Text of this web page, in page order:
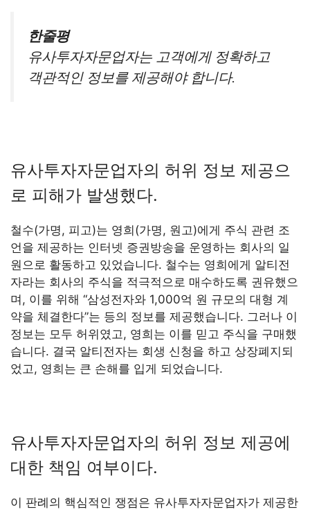
한줄평
유사투자자문업자는 고객에게 정확하고
객관적인 정보를 제공해야 합니다.
유사투자자문업자의 허위 정보 제공으
로 피해가 발생했다.
철수(가명, 피고)는 영희(가명, 원고)에게 주식 관련 조
언을 제공하는 인터넷 증권방송을 운영하는 회사의 일
원으로 활동하고 있었습니다. 철수는 영희에게 알티전
자라는 회사의 주식을 적극적으로 매수하도록 권유했으
며, 이를 위해 “삼성전자와 1,000억 원 규모의 대형 계
약을 체결한다”는 등의 정보를 제공했습니다. 그러나 이
정보는 모두 허위였고, 영희는 이를 믿고 주식을 구매했
습니다. 결국 알티전자는 회생 신청을 하고 상장폐지되
었고, 영희는 큰 손해를 입게 되었습니다.
유사투자자문업자의 허위 정보 제공에
대한 책임 여부이다.
이 판례의 핵심적인 쟁점은 유사투자자문업자가 제공한